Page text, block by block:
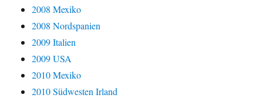
2008 Mexiko
2008 Nordspanien
2009 Italien
2009 USA
2010 Mexiko
2010 Südwesten Irland